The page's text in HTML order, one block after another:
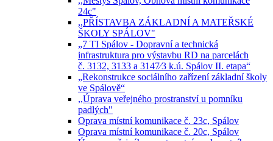
24c"
,,PŘÍSTAVBA ZÁKLADNÍ A MATEŘSKÉ
ŠKOLY SPÁLOV"
„7 TI Spálov - Dopravní a technická
infrastruktura pro výstavbu RD na parcelách
č. 3132, 3133 a 3147⁄3 k.ú. Spálov II. etapa“
„Rekonstrukce sociálního zařízení základní školy
ve Spálově“
,,Úprava veřejného prostranství u pomníku
padlých"
Oprava místní komunikace č. 23c, Spálov
Oprava místní komunikace č. 20c, Spálov